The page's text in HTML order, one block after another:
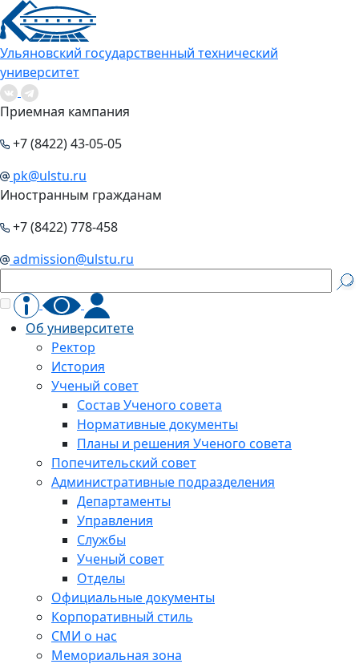
Ульяновский государственный технический
университет
Приемная кампания
+7 (8422) 43-05-05
pk@ulstu.ru
Иностранным гражданам
+7 (8422) 778-458
admission@ulstu.ru
Об университете
Ректор
История
Ученый совет
Состав Ученого совета
Нормативные документы
Планы и решения Ученого совета
Попечительский совет
Административные подразделения
Департаменты
Управления
Службы
Ученый совет
Отделы
Официальные документы
Корпоративный стиль
СМИ о нас
Мемориальная зона